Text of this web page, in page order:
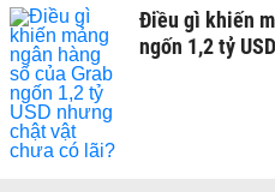
Điều gì khiến
ngốn 1,2 tỷ